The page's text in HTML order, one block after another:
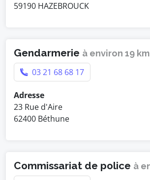
59190 HAZEBROUCK
Gendarmerie à environ 19 km
03 21 68 68 17
Adresse
23 Rue d'Aire
62400 Béthune
Commissariat de police à